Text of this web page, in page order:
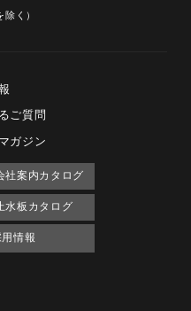
く）
ご質問
ガジン
社案内カタログ
水板カタログ
用情報